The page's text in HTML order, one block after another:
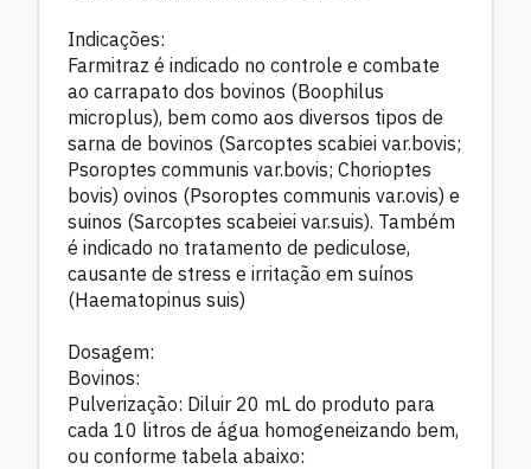
Indicações:
Farmitraz é indicado no controle e combate
ao carrapato dos bovinos (Boophilus
microplus), bem como aos diversos tipos de
sarna de bovinos (Sarcoptes scabiei var.bovis;
Psoroptes communis var.bovis; Chorioptes
bovis) ovinos (Psoroptes communis var.ovis) e
suinos (Sarcoptes scabeiei var.suis). Também
é indicado no tratamento de pediculose,
causante de stress e irritação em suínos
(Haematopinus suis)
Dosagem:
Bovinos:
Pulverização: Diluir 20 mL do produto para
cada 10 litros de água homogeneizando bem,
ou conforme tabela abaixo: